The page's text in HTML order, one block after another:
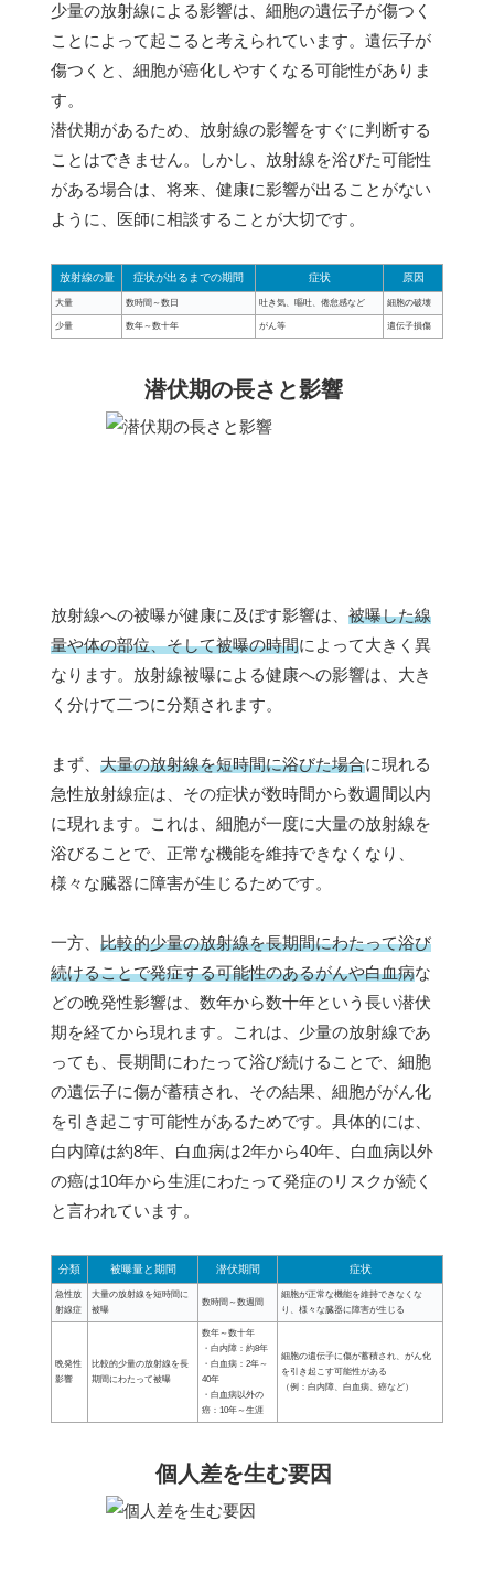
少量の放射線による影響は、細胞の遺伝子が傷つく
ことによって起こると考えられています。遺伝子が
傷つくと、細胞が癌化しやすくなる可能性がありま
す。
潜伏期があるため、放射線の影響をすぐに判断する
ことはできません。しかし、放射線を浴びた可能性
がある場合は、将来、健康に影響が出ることがない
ように、医師に相談することが大切です。
放射線の量 症状が出るまでの期間 症状 原因
大量 数時間～数日 吐き気、嘔吐、倦怠感など 細胞の破壊
少量 数年～数十年 がん等 遺伝子損傷
潜伏期の長さと影響
放射線への被曝が健康に及ぼす影響は、 被曝した線
量や体の部位、そして被曝の時間によって大きく異
なります。放射線被曝による健康への影響は、大き
く分けて二つに分類されます。
まず、 大量の放射線を短時間に浴びた場合に現れる
急性放射線症は、その症状が数時間から数週間以内
に現れます。これは、細胞が一度に大量の放射線を
浴びることで、正常な機能を維持できなくなり、
様々な臓器に障害が生じるためです。
一方、 比較的少量の放射線を長期間にわたって浴び
続けることで発症する可能性のあるがんや白血病な
どの晩発性影響は、数年から数十年という長い潜伏
期を経てから現れます。これは、少量の放射線であ
っても、長期間にわたって浴び続けることで、細胞
の遺伝子に傷が蓄積され、その結果、細胞ががん化
を引き起こす可能性があるためです。具体的には、
白内障は約8年、白血病は2年から40年、白血病以外
の癌は10年から生涯にわたって発症のリスクが続く
と言われています。
分類 被曝量と期間 潜伏期間 症状
急性放
射線症
大量の放射線を短時間に
被曝
数時間～数週間
細胞が正常な機能を維持できなくな
り、様々な臓器に障害が生じる
晩発性
影響
比較的少量の放射線を長
期間にわたって被曝
数年～数十年
・白内障：約8年
・白血病：2年～
40年
・白血病以外の
癌：10年～生涯
細胞の遺伝子に傷が蓄積され、がん化
を引き起こす可能性がある
（例：白内障、白血病、癌など）
個人差を生む要因